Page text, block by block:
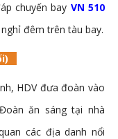
chuyến bay VN 510
đêm trên tàu bay.
HDV đưa đoàn vào
ăn sáng tại nhà
các địa danh nổi